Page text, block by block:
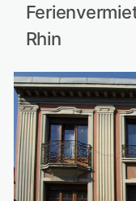
Rhin